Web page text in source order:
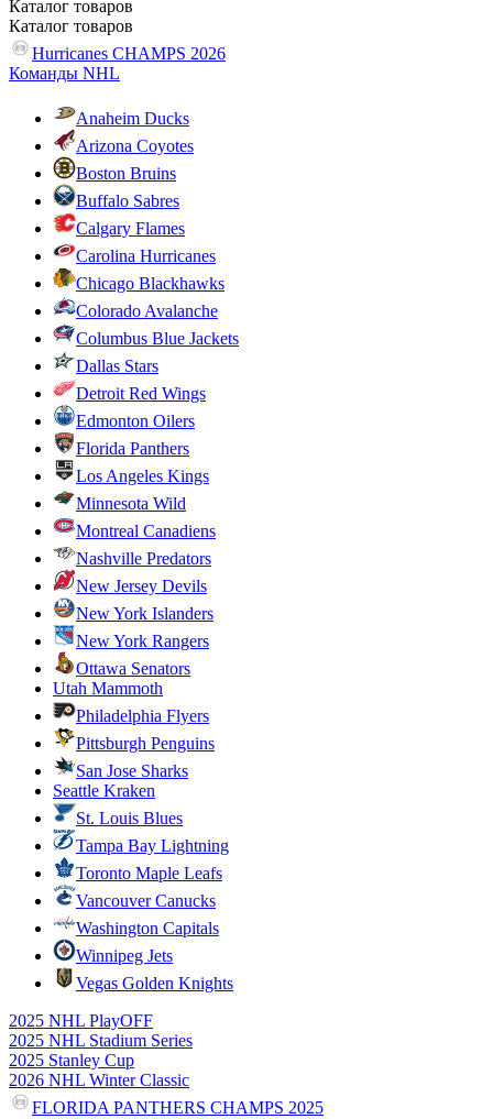
Каталог товаров
Каталог товаров
Hurricanes CHAMPS 2026
Команды NHL
Anaheim Ducks
Arizona Coyotes
Boston Bruins
Buffalo Sabres
Calgary Flames
Carolina Hurricanes
Chicago Blackhawks
Colorado Avalanche
Columbus Blue Jackets
Dallas Stars
Detroit Red Wings
Edmonton Oilers
Florida Panthers
Los Angeles Kings
Minnesota Wild
Montreal Canadiens
Nashville Predators
New Jersey Devils
New York Islanders
New York Rangers
Ottawa Senators
Utah Mammoth
Philadelphia Flyers
Pittsburgh Penguins
San Jose Sharks
Seattle Kraken
St. Louis Blues
Tampa Bay Lightning
Toronto Maple Leafs
Vancouver Canucks
Washington Capitals
Winnipeg Jets
Vegas Golden Knights
2025 NHL PlayOFF
2025 NHL Stadium Series
2025 Stanley Cup
2026 NHL Winter Classic
FLORIDA PANTHERS CHAMPS 2025